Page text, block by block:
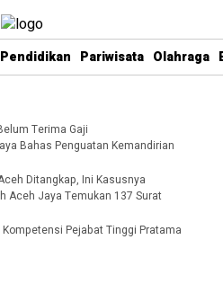
Pendidikan Pariwisata Olahraga
Terima Gaji
Bahas Penguatan Kemandirian
Ditangkap, Ini Kasusnya
Aceh Jaya Temukan 137 Surat
Pejabat Tinggi Pratama